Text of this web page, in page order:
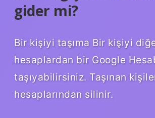
gider mi?
Bir kişiyi taşıma Bir kişiyi
hesaplardan bir Google
taşıyabilirsiniz. Taşınan
hesaplarından silinir.